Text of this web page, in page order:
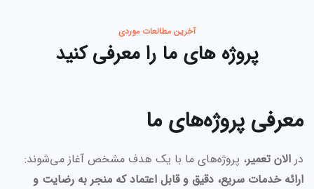
آخرین مطالعات موردی
پروژه های ما را معرفی کنید
معرفی پروژه‌های ما
در الان تعمیر، پروژه‌های ما با یک هدف مشخص آغاز می‌شوند:
ارائه خدمات سریع، دقیق و قابل اعتماد که منجر به رضایت و